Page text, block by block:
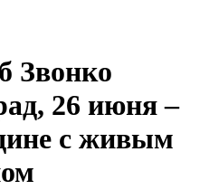
Звонко
26 июня –
с живым